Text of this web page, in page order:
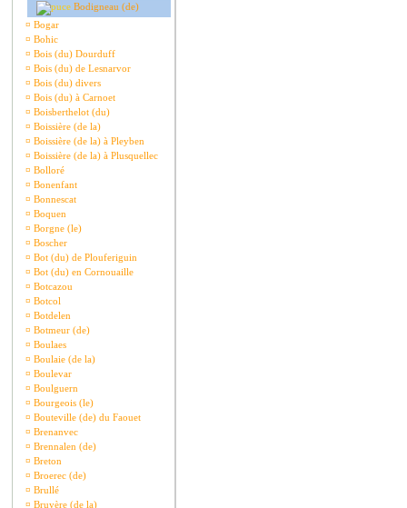
Bodigneau (de)
¤ Bogar
¤ Bohic
¤ Bois (du) Dourduff
¤ Bois (du) de Lesnarvor
¤ Bois (du) divers
¤ Bois (du) à Carnoet
¤ Boisberthelot (du)
¤ Boissière (de la)
¤ Boissière (de la) à Pleyben
¤ Boissière (de la) à Plusquellec
¤ Bolloré
¤ Bonenfant
¤ Bonnescat
¤ Boquen
¤ Borgne (le)
¤ Boscher
¤ Bot (du) de Plouferiguin
¤ Bot (du) en Cornouaille
¤ Botcazou
¤ Botcol
¤ Botdelen
¤ Botmeur (de)
¤ Boulaes
¤ Boulaie (de la)
¤ Boulevar
¤ Boulguern
¤ Bourgeois (le)
¤ Bouteville (de) du Faouet
¤ Brenanvec
¤ Brennalen (de)
¤ Breton
¤ Broerec (de)
¤ Brullé
¤ Bruyère (de la)